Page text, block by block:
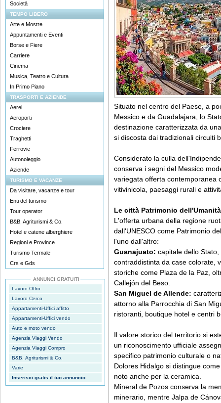
Società
TEMPO LIBERO
Arte e Mostre
Appuntamenti e Eventi
Borse e Fiere
Carriere
Cinema
Musica, Teatro e Cultura
In Primo Piano
TRASPORTI E AZIENDE
Aerei
Aeroporti
Crociere
Traghetti
Ferrovie
Autonoleggio
Aziende
TURISMO E VACANZE
Da visitare, vacanze e tour
Enti del turismo
Tour operator
B&B, Agriturismi & Co.
Hotel e catene alberghiere
Regioni e Province
Turismo Termale
Crs e Gds
ANNUNCI GRATUITI
Lavoro Offro
Lavoro Cerco
Appartamenti-Uffici affitto
Appartamenti-Uffici vendo
Auto e moto vendo
Agenzia Viaggi Vendo
Agenzia Viaggi Compro
B&B, Agriturismi & Co.
Varie
Inserisci gratis il tuo annuncio
Situato nel centro del Paese, a
Messico e da Guadalajara, lo
destinazione caratterizzata da
si discosta dai tradizionali circuiti
Considerato la culla
conserva i segni del Messico
variegata offerta contemporanea
vitivinicola, paesaggi rurali e
Le città Patrimonio
L'offerta urbana della regione
dall'UNESCO come Patrimonio
l'uno dall'altro:
Guanajuato: capitale dello
contraddistinta da case colorate,
storiche come Plaza de la Paz,
Callejón del Beso.
San Miguel de Allende:
attorno alla Parrocchia di San
ristoranti, boutique hotel e centri
Il valore storico del territorio si
un riconoscimento ufficiale
specifico patrimonio culturale o
Dolores Hidalgo si distingue
noto anche per la ceramica.
Mineral de Pozos conserva la
minerario, mentre Jalpa de